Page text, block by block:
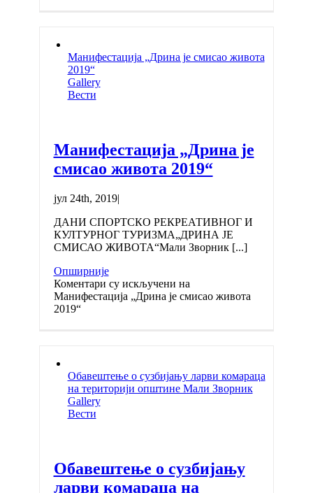
Манифестација „Дрина је смисао живота
2019“
Gallery
Вести
Манифестација „Дрина је
смисао живота 2019“
јул 24th, 2019|
ДАНИ СПОРТСКО РЕКРЕАТИВНОГ И
КУЛТУРНОГ ТУРИЗМА„ДРИНА ЈЕ
СМИСАО ЖИВОТА“Мали Зворник [...]
Опширније
Коментари су искључени на
Манифестација „Дрина је смисао живота
2019“
Обавештење о сузбијању ларви комараца
на територији општине Мали Зворник
Gallery
Вести
Обавештење о сузбијању
ларви комараца на